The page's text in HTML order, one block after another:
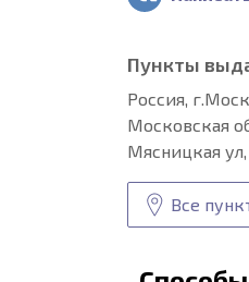
Пункты
Россия,
Московская
Мясницкая ул,
Все